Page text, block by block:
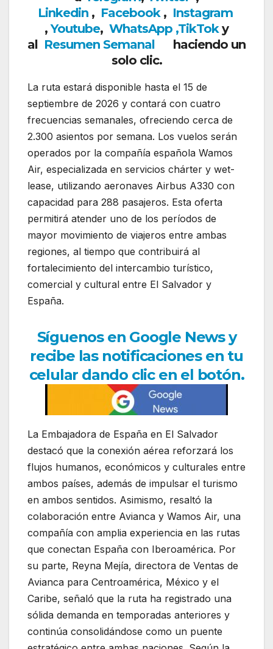
Linkedin, Facebook, Instagram
,Youtube, WhatsApp ,TikToky
al Resumen Semanal haciendo un
solo clic.
La ruta estará disponible hasta el 15 de
septiembre de 2026 y contará con cuatro
frecuencias semanales, ofreciendo cerca de
2.300 asientos por semana. Los vuelos serán
operados por la compañía española Wamos
Air, especializada en servicios chárter y wet-
lease, utilizando aeronaves Airbus A330 con
capacidad para 288 pasajeros. Esta oferta
permitirá atender uno de los períodos de
mayor movimiento de viajeros entre ambas
regiones, al tiempo que contribuirá al
fortalecimiento del intercambio turístico,
comercial y cultural entre El Salvador y
España.
Síguenos en Google News y
recibe las notificaciones en tu
celular dando clic en el botón.
La Embajadora de España en El Salvador
destacó que la conexión aérea reforzará los
flujos humanos, económicos y culturales entre
ambos países, además de impulsar el turismo
en ambos sentidos. Asimismo, resaltó la
colaboración entre Avianca y Wamos Air, una
compañía con amplia experiencia en las rutas
que conectan España con Iberoamérica. Por
su parte, Reyna Mejía, directora de Ventas de
Avianca para Centroamérica, México y el
Caribe, señaló que la ruta ha registrado una
sólida demanda en temporadas anteriores y
continúa consolidándose como un puente